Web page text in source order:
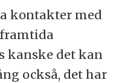
kontakter med
framtida
kanske det kan
också, det har